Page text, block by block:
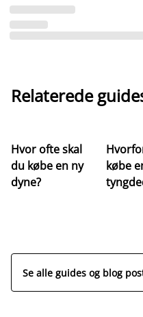
Relaterede
Hvor ofte skal
du købe en ny
dyne?
købe
Se alle guides og blog